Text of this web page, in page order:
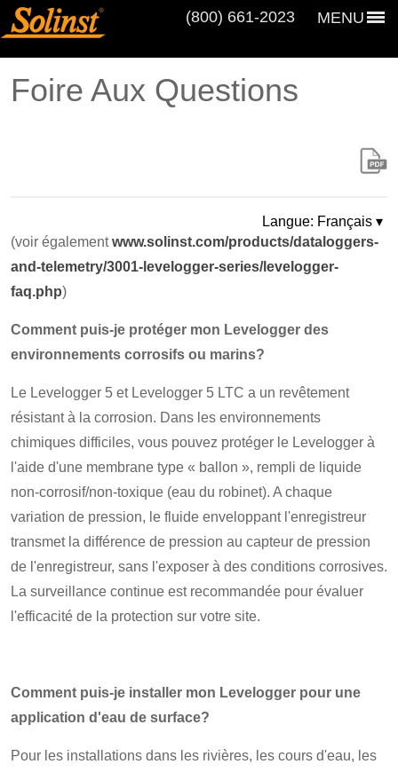
MENU
(800) 661‑2023
Foire Aux Questions
Langue: Français ▾
(voir égalementwww.solinst.com/products/dataloggers-
and-telemetry/3001-levelogger-series/levelogger-
faq.php)
Comment puis-je protéger mon Levelogger des
environnements corrosifs ou marins?
Le Levelogger 5 et Levelogger 5 LTC a un revêtement
résistant à la corrosion. Dans les environnements
chimiques difficiles, vous pouvez protéger le Levelogger à
l'aide d'une membrane type « ballon », rempli de liquide
non-corrosif/non-toxique (eau du robinet). A chaque
variation de pression, le fluide enveloppant l'enregistreur
transmet la différence de pression au capteur de pression
de l'enregistreur, sans l'exposer à des conditions corrosives.
La surveillance continue est recommandée pour évaluer
l'efficacité de la protection sur votre site.
Comment puis-je installer mon Levelogger pour une
application d'eau de surface?
Pour les installations dans les rivières, les cours d'eau, les